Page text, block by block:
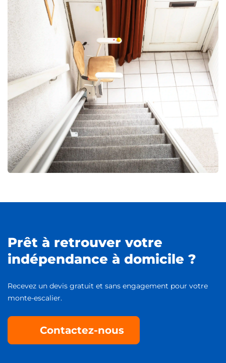
Prêt à retrouver votre
indépendance à domicile ?
Recevez un devis gratuit et sans engagement pour votre
monte-escalier.
Contactez-nous